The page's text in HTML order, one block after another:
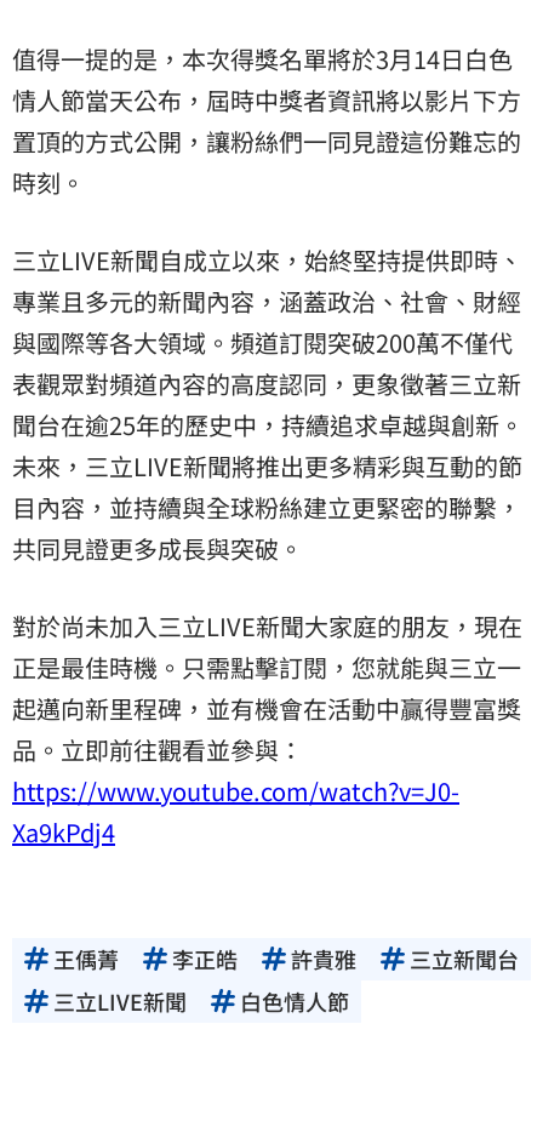
值得一提的是，本次得獎名單將於3月14日白色
情人節當天公布，屆時中獎者資訊將以影片下方
置頂的方式公開，讓粉絲們一同見證這份難忘的
時刻。
三立LIVE新聞自成立以來，始終堅持提供即時、
專業且多元的新聞內容，涵蓋政治、社會、財經
與國際等各大領域。頻道訂閱突破200萬不僅代
表觀眾對頻道內容的高度認同，更象徵著三立新
聞台在逾25年的歷史中，持續追求卓越與創新。
未來，三立LIVE新聞將推出更多精彩與互動的節
目內容，並持續與全球粉絲建立更緊密的聯繫，
共同見證更多成長與突破。
對於尚未加入三立LIVE新聞大家庭的朋友，現在
正是最佳時機。只需點擊訂閱，您就能與三立一
起邁向新里程碑，並有機會在活動中贏得豐富獎
品。立即前往觀看並參與：
https://www.youtube.com/watch?v=J0-
Xa9kPdj4
王偊菁 李正皓 許貴雅
三立新聞台
三立LIVE新聞
白色情人節